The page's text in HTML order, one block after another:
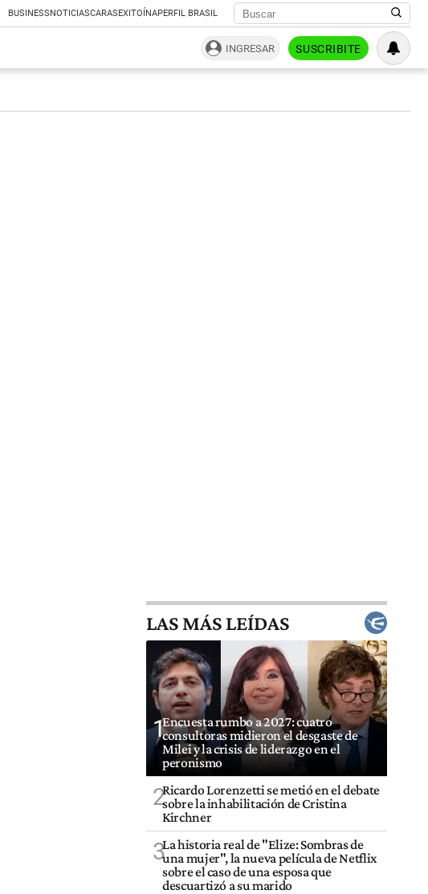
BUSINESSNOTICIASCARASEXITOÍNAPERFIL BRASIL
INGRESAR SUSCRIBITE
LAS MÁS LEÍDAS
1Encuesta rumbo a 2027: cuatro
consultoras midieron el desgaste de
Milei y la crisis de liderazgo en el
peronismo
2Ricardo Lorenzetti se metió en el debate
sobre la inhabilitación de Cristina
Kirchner
3La historia real de "Elize: Sombras de
una mujer", la nueva película de Netflix
sobre el caso de una esposa que
descuartizó a su marido